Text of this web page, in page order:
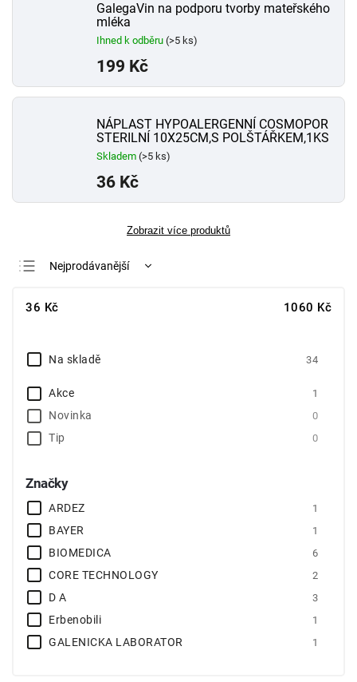
GalegaVin na podporu tvorby mateřského
mléka
Ihned k odběru (>5 ks)
199 Kč
NÁPLAST HYPOALERGENNÍ COSMOPOR
STERILNÍ 10X25CM,S POLŠTÁŘKEM,1KS
Skladem (>5 ks)
36 Kč
Zobrazit více produktů
Nejprodávanější
36 Kč 1060 Kč
Na skladě 34
Akce 1
Novinka 0
Tip 0
Značky
ARDEZ 1
BAYER 1
BIOMEDICA 6
CORE TECHNOLOGY 2
D A 3
Erbenobili 1
GALENICKA LABORATOR 1